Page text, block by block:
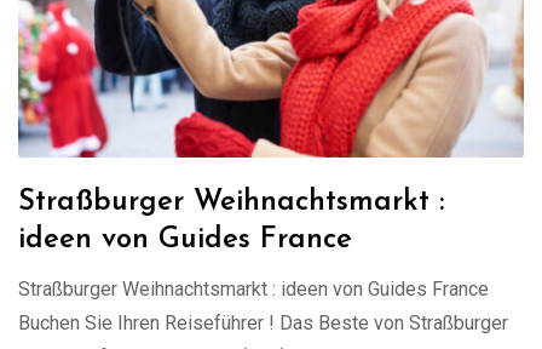
Straßburger Weihnachtsmarkt :
ideen von Guides France
Straßburger Weihnachtsmarkt : ideen von Guides France
Buchen Sie Ihren Reiseführer ! Das Beste von Straßburger